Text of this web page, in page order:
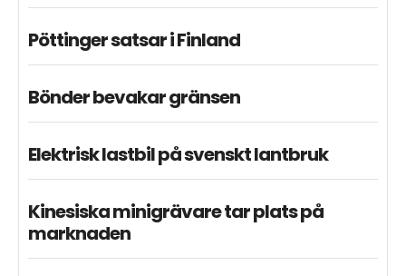
Pöttinger satsar i Finland
Bönder bevakar gränsen
Elektrisk lastbil på svenskt lantbruk
Kinesiska minigrävare tar plats på
marknaden